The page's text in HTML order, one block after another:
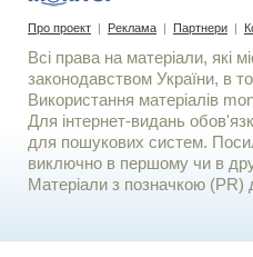
Про проект | Реклама | Партнери |
Всі права на матеріали, які
законодавством України, в
Використання матерiалiв
Для iнтернет-видань
для пошукових систем.
виключно в першому чи в
Матеріали з позначкою